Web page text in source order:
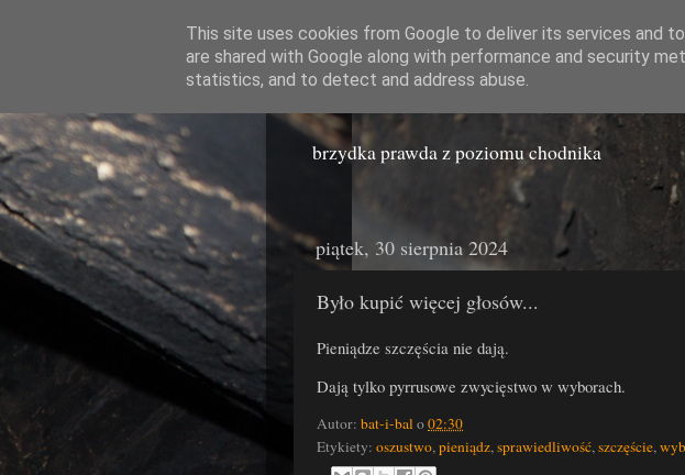
Miasto
brzydka prawda z poziomu chodnika
piątek, 30 sierpnia 2024
Było kupić więcej głosów...
Pieniądze szczęścia nie dają.
Dają tylko pyrrusowe zwycięstwo w wyborach.
Autor: bat-i-balo02:30
Etykiety: oszustwo,pieniądz,sprawiedliwość,szczęście,
This site uses cookies from Google to deliver its services and
are shared with Google along with performance and security
statistics, and to detect and address abuse.